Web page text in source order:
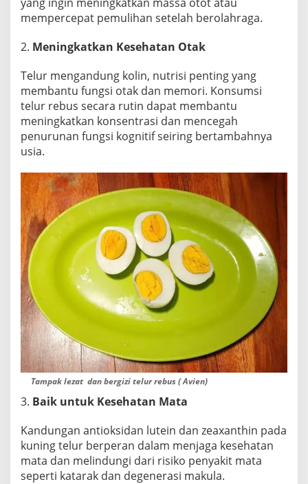
mempercepat pemulihan setelah berolahraga.
2. Meningkatkan Kesehatan Otak
Telur mengandung kolin, nutrisi penting yang
membantu fungsi otak dan memori. Konsumsi
telur rebus secara rutin dapat membantu
meningkatkan konsentrasi dan mencegah
penurunan fungsi kognitif seiring bertambahnya
usia.
Tampak lezat dan bergizi telur rebus ( Avien)
3. Baik untuk Kesehatan Mata
Kandungan antioksidan lutein dan zeaxanthin pada
kuning telur berperan dalam menjaga kesehatan
mata dan melindungi dari risiko penyakit mata
seperti katarak dan degenerasi makula.